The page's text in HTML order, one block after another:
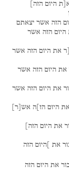
היום הזה]
הזה אשר יצאתם
היום הזה אשר
את היום הזה אשר
את היום הזה אשר
את היום הזה אשר
את היום הז]ה אש ר
את היום הזה]
את ]היום הזה
את היום הזה